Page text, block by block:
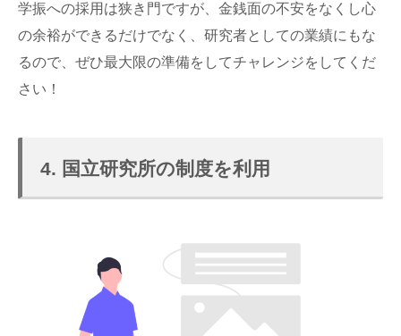
学振への採用は狭き門ですが、金銭面の不安をなくし心
の余裕ができるだけでなく、研究者としての業績にもな
るので、ぜひ最大限の準備をしてチャレンジをしてくだ
さい！
4. 国立研究所の制度を利用